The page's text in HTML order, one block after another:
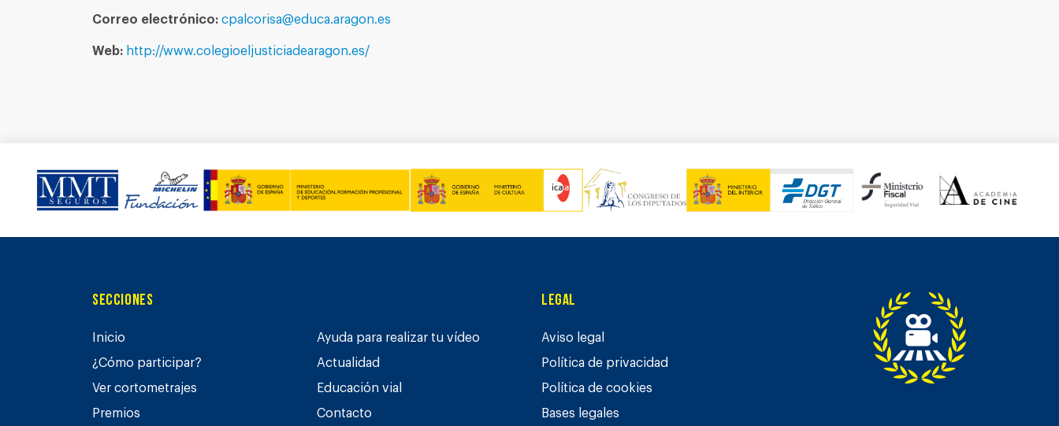
Correo electrónico: cpalcorisa@educa.aragon.es
Web: http://www.colegioeljusticiadearagon.es/
Secciones
Inicio
¿Cómo participar?
Ver cortometrajes
Premios
Ayuda para realizar tu vídeo
Actualidad
Educación vial
Contacto
Legal
Aviso legal
Política de privacidad
Política de cookies
Bases legales